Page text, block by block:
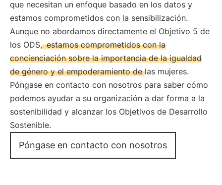
que necesitan un enfoque basado en los datos y
estamos comprometidos con la sensibilización.
Aunque no abordamos directamente el Objetivo 5 de
los ODS, estamos comprometidos con la
concienciación sobre la importancia de la igualdad
de género y el empoderamiento de las mujeres.
Póngase en contacto con nosotros para saber cómo
podemos ayudar a su organización a dar forma a la
sostenibilidad y alcanzar los Objetivos de Desarrollo
Sostenible.
Póngase en contacto con nosotros